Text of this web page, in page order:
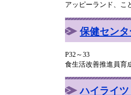
アッピーランド、こ
保健セン
P32～33
食生活改善推進員
ハイライ